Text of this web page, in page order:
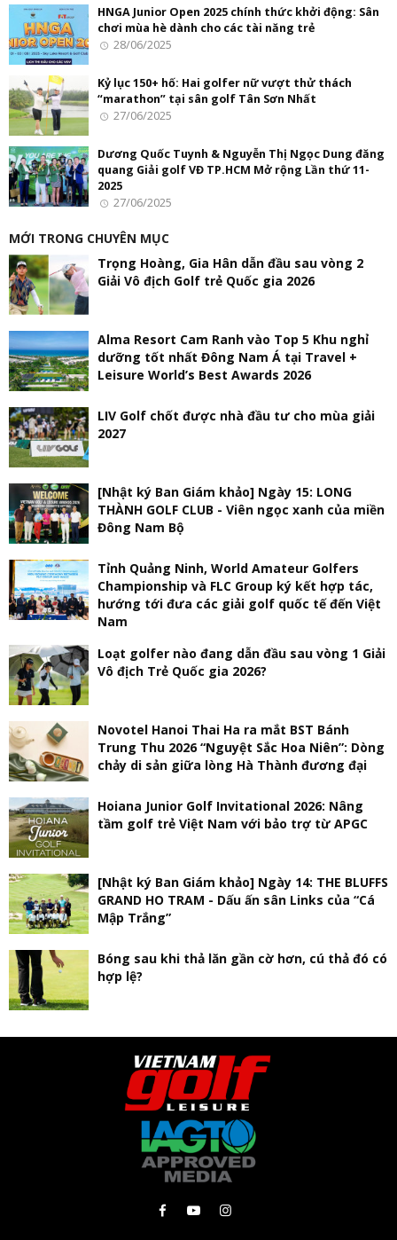
HNGA Junior Open 2025 chính thức khởi động: Sân
chơi mùa hè dành cho các tài năng trẻ
28/06/2025
Kỷ lục 150+ hố: Hai golfer nữ vượt thử thách
“marathon” tại sân golf Tân Sơn Nhất
27/06/2025
Dương Quốc Tuynh & Nguyễn Thị Ngọc Dung đăng
quang Giải golf VĐ TP.HCM Mở rộng Lần thứ 11-
2025
27/06/2025
MỚI TRONG CHUYÊN MỤC
Trọng Hoàng, Gia Hân dẫn đầu sau vòng 2
Giải Vô địch Golf trẻ Quốc gia 2026
Alma Resort Cam Ranh vào Top 5 Khu nghỉ
dưỡng tốt nhất Đông Nam Á tại Travel +
Leisure World’s Best Awards 2026
LIV Golf chốt được nhà đầu tư cho mùa giải
2027
[Nhật ký Ban Giám khảo] Ngày 15: LONG
THÀNH GOLF CLUB - Viên ngọc xanh của miền
Đông Nam Bộ
Tỉnh Quảng Ninh, World Amateur Golfers
Championship và FLC Group ký kết hợp tác,
hướng tới đưa các giải golf quốc tế đến Việt
Nam
Loạt golfer nào đang dẫn đầu sau vòng 1 Giải
Vô địch Trẻ Quốc gia 2026?
Novotel Hanoi Thai Ha ra mắt BST Bánh
Trung Thu 2026 “Nguyệt Sắc Hoa Niên”: Dòng
chảy di sản giữa lòng Hà Thành đương đại
Hoiana Junior Golf Invitational 2026: Nâng
tầm golf trẻ Việt Nam với bảo trợ từ APGC
[Nhật ký Ban Giám khảo] Ngày 14: THE BLUFFS
GRAND HO TRAM - Dấu ấn sân Links của “Cá
Mập Trắng”
Bóng sau khi thả lăn gần cờ hơn, cú thả đó có
hợp lệ?